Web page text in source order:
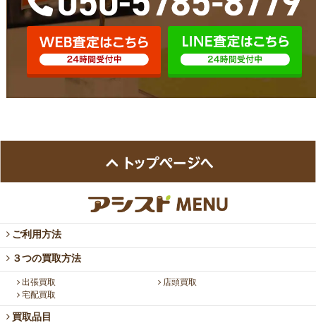
ご利用方法
３つの買取方法
出張買取
店頭買取
宅配買取
買取品目